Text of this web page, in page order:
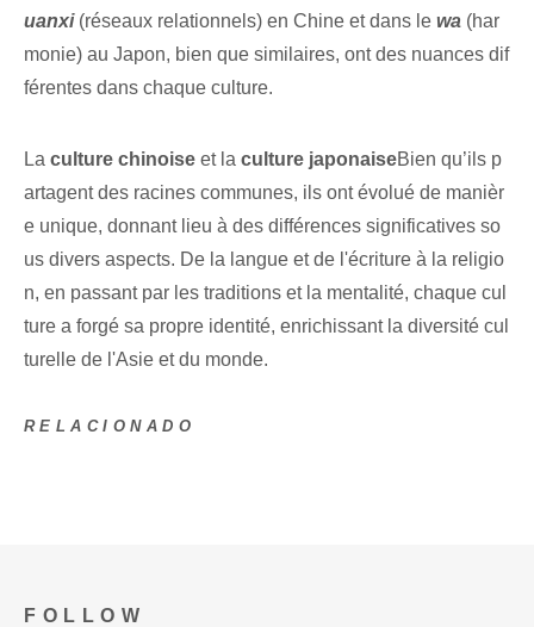
uanxi(réseaux relationnels) en Chine et dans le wa (har
monie) au Japon, bien que similaires, ont des nuances dif
férentes dans chaque culture.
La culture chinoise et la culture japonaiseBien qu’ils p
artagent des racines communes, ils ont évolué de manièr
e unique, donnant lieu à des différences significatives so
us divers aspects. De la langue et de l'écriture à la religio
n, en passant par les traditions et la mentalité, chaque cul
ture a forgé sa propre identité, enrichissant la diversité cul
turelle de l'Asie et du monde.
RELACIONADO
FOLLOW